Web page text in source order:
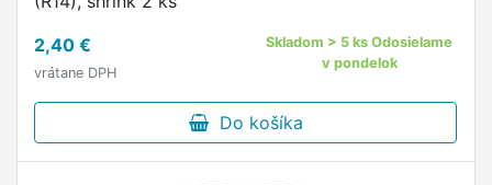
2,40 €
vrátane DPH
Skladom > 5 ks Odosielame
v pondelok
Do košíka